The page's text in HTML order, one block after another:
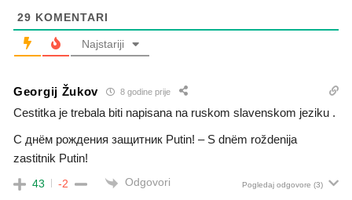
29 KOMENTARI
Najstariji
Georgij Žukov 8 godine prije
Cestitka je trebala biti napisana na ruskom slavenskom jeziku .
С днём рождения защитник Putin! – S dnëm roždenija
zastitnik Putin!
43 -2 Odgovori Pogledaj odgovore (3)